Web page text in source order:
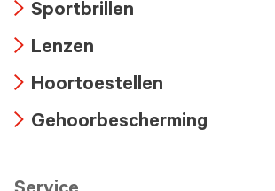
icon
icon
Sportbrillen
icon
Lenzen
icon
Hoortoestellen
Gehoorbescherming